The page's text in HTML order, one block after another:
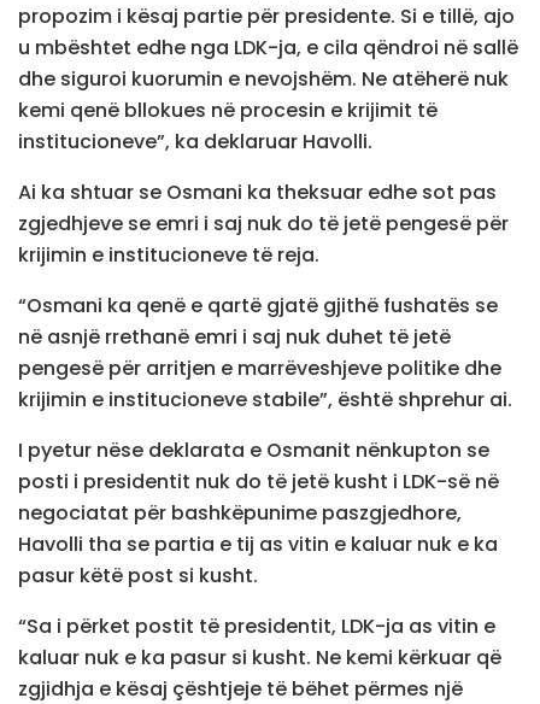
propozim i kësaj partie për presidente. Si e tillë, ajo
u mbështet edhe nga LDK-ja, e cila qëndroi në sallë
dhe siguroi kuorumin e nevojshëm. Ne atëherë nuk
kemi qenë bllokues në procesin e krijimit të
institucioneve”, ka deklaruar Havolli.
Ai ka shtuar se Osmani ka theksuar edhe sot pas
zgjedhjeve se emri i saj nuk do të jetë pengesë për
krijimin e institucioneve të reja.
“Osmani ka qenë e qartë gjatë gjithë fushatës se
në asnjë rrethanë emri i saj nuk duhet të jetë
pengesë për arritjen e marrëveshjeve politike dhe
krijimin e institucioneve stabile”, është shprehur ai.
I pyetur nëse deklarata e Osmanit nënkupton se
posti i presidentit nuk do të jetë kusht i LDK-së në
negociatat për bashkëpunime paszgjedhore,
Havolli tha se partia e tij as vitin e kaluar nuk e ka
pasur këtë post si kusht.
“Sa i përket postit të presidentit, LDK-ja as vitin e
kaluar nuk e ka pasur si kusht. Ne kemi kërkuar që
zgjidhja e kësaj çështjeje të bëhet përmes një